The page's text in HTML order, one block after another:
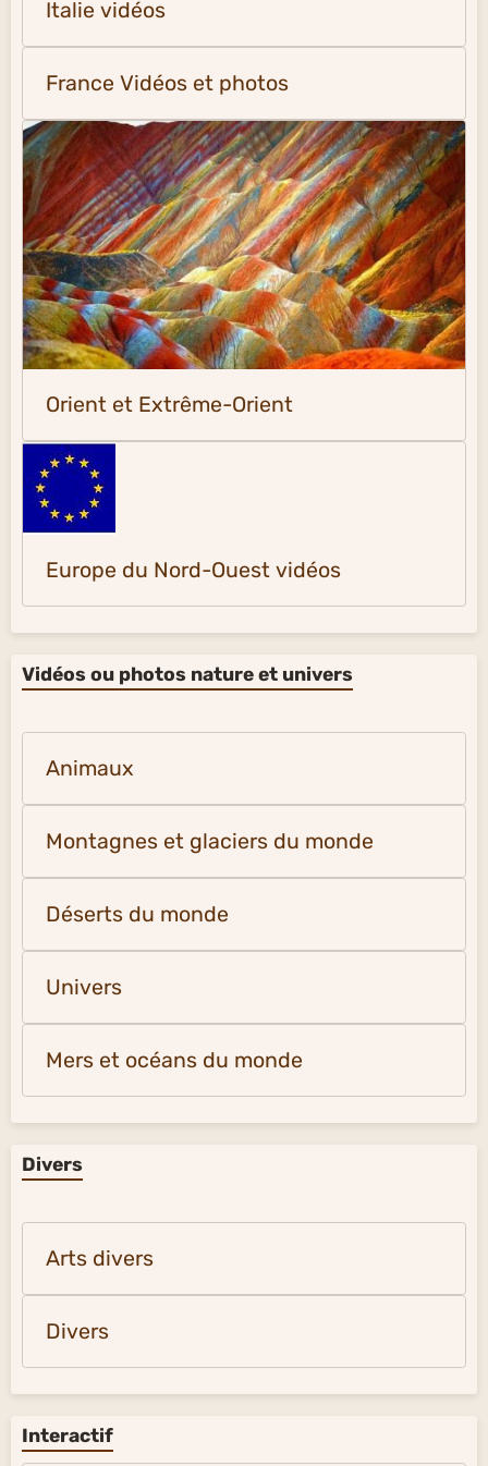
Italie vidéos
France Vidéos et photos
Orient et Extrême-Orient
Europe du Nord-Ouest vidéos
Vidéos ou photos nature et univers
Animaux
Montagnes et glaciers du monde
Déserts du monde
Univers
Mers et océans du monde
Divers
Arts divers
Divers
Interactif